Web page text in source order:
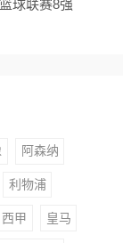
球联赛8强
阿森纳
利物浦
西甲 皇马